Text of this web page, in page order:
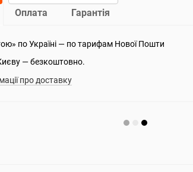
Оплата Гарантія
по Україні — по тарифам Нової Пошти
— безкоштовно.
про доставку